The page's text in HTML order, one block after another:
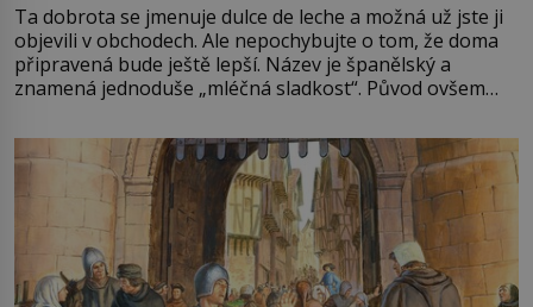
Ta dobrota se jmenuje dulce de leche a možná už jste ji
objevili v obchodech. Ale nepochybujte o tom, že doma
připravená bude ještě lepší. Název je španělský a
znamená jednoduše „mléčná sladkost“. Původ ovšem
pře hned několik latinskoamerických zemí a k tomu
Francie, kde se traduje,